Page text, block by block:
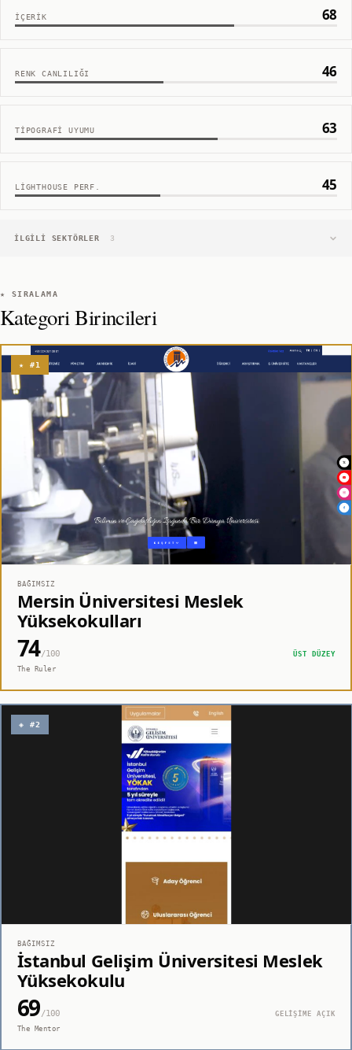
İÇERIK 68
RENK CANLILIĞI 46
TIPOGRAFI UYUMU 63
LIGHTHOUSE PERF. 45
İLGILI SEKTÖRLER 3
★ SIRALAMA
Kategori Birincileri
★ #1
BAĞIMSIZ
Mersin Üniversitesi Meslek
Yüksekokulları
74/100
ÜST DÜZEY
The Ruler
◈ #2
BAĞIMSIZ
İstanbul Gelişim Üniversitesi Meslek
Yüksekokulu
69/100
GELİŞİME AÇIK
The Mentor